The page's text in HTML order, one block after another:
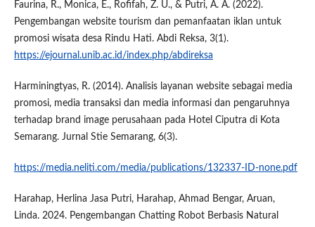
Faurina, R., Monica, E., Rofifah, Z. U., & Putri, A. A. (2022).
Pengembangan website tourism dan pemanfaatan iklan untuk
promosi wisata desa Rindu Hati. Abdi Reksa, 3(1).
https://ejournal.unib.ac.id/index.php/abdireksa
Harminingtyas, R. (2014). Analisis layanan website sebagai media
promosi, media transaksi dan media informasi dan pengaruhnya
terhadap brand image perusahaan pada Hotel Ciputra di Kota
Semarang. Jurnal Stie Semarang, 6(3).
https://media.neliti.com/media/publications/132337-ID-none.pdf
Harahap, Herlina Jasa Putri, Harahap, Ahmad Bengar, Aruan,
Linda. 2024. Pengembangan Chatting Robot Berbasis Natural